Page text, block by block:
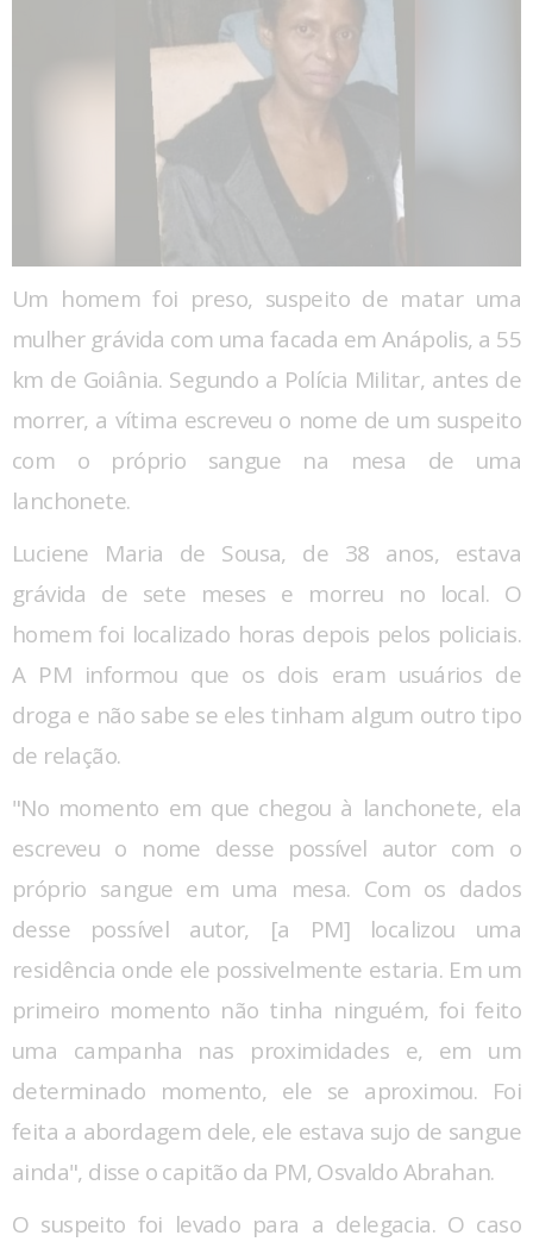
Um homem foi preso, suspeito de matar uma
mulher grávida com uma facada em Anápolis, a 55
km de Goiânia. Segundo a Polícia Militar, antes de
morrer, a vítima escreveu o nome de um suspeito
com o próprio sangue na mesa de uma
lanchonete.
Luciene Maria de Sousa, de 38 anos, estava
grávida de sete meses e morreu no local. O
homem foi localizado horas depois pelos policiais.
A PM informou que os dois eram usuários de
droga e não sabe se eles tinham algum outro tipo
de relação.
"No momento em que chegou à lanchonete, ela
escreveu o nome desse possível autor com o
próprio sangue em uma mesa. Com os dados
desse possível autor, [a PM] localizou uma
residência onde ele possivelmente estaria. Em um
primeiro momento não tinha ninguém, foi feito
uma campanha nas proximidades e, em um
determinado momento, ele se aproximou. Foi
feita a abordagem dele, ele estava sujo de sangue
ainda", disse o capitão da PM, Osvaldo Abrahan.
O suspeito foi levado para a delegacia. O caso